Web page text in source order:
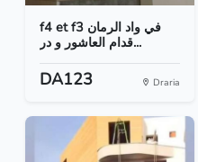
f4 et f3 في واد الرمان
قدام العاشور و در...
DA123 Draria